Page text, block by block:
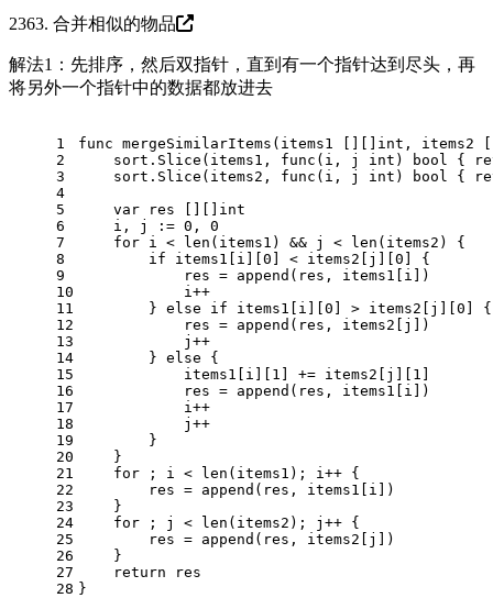
2363. 合并相似的物品
解法1：先排序，然后双指针，直到有一个指针达到尽头，再
将另外一个指针中的数据都放进去
1
2
3
4
5
6
7
8
9
10
11
12
13
14
15
16
17
18
19
20
21
22
23
24
25
26
27
28
func mergeSimilarItems (items1 [][] int , items2
    sort.Slice(items1,
func (i, j int ) bool {
    sort.Slice(items2,
func (i, j int ) bool {
var res [][] int
    i, j :=
0 , 0
for i < len (items1) && j < len (items2) {
if items1[i][ 0 ] < items2[j][ 0 ] {
            res =
append (res, items1[i])
            i++
        }
else if items1[i][ 0 ] > items2[j][ 0 ] {
            res =
append (res, items2[j])
            j++
        }
else {
            items1[i][
1 ] += items2[j][ 1
            res =
append (res, items1[i])
            i++
            j++
        }
    }
for ; i < len (items1); i++ {
        res =
append (res, items1[i])
    }
for ; j < len (items2); j++ {
        res =
append (res, items2[j])
    }
return res
}